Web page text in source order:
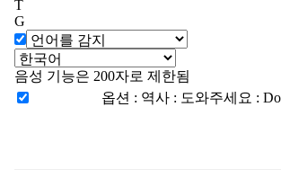
T
G
음성 기능은 200자로 제한됨
옵션 : 역사: 도와주세요 :